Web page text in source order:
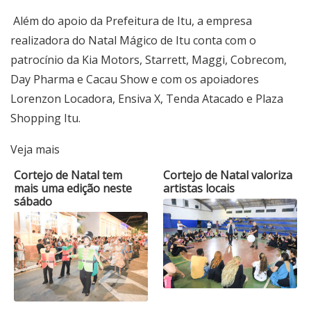
Além do apoio da Prefeitura de Itu, a empresa
realizadora do Natal Mágico de Itu conta com o
patrocínio da Kia Motors, Starrett, Maggi, Cobrecom,
Day Pharma e Cacau Show e com os apoiadores
Lorenzon Locadora, Ensiva X, Tenda Atacado e Plaza
Shopping Itu.
Veja mais
Cortejo de Natal tem
mais uma edição neste
sábado
Cortejo de Natal valoriza
artistas locais